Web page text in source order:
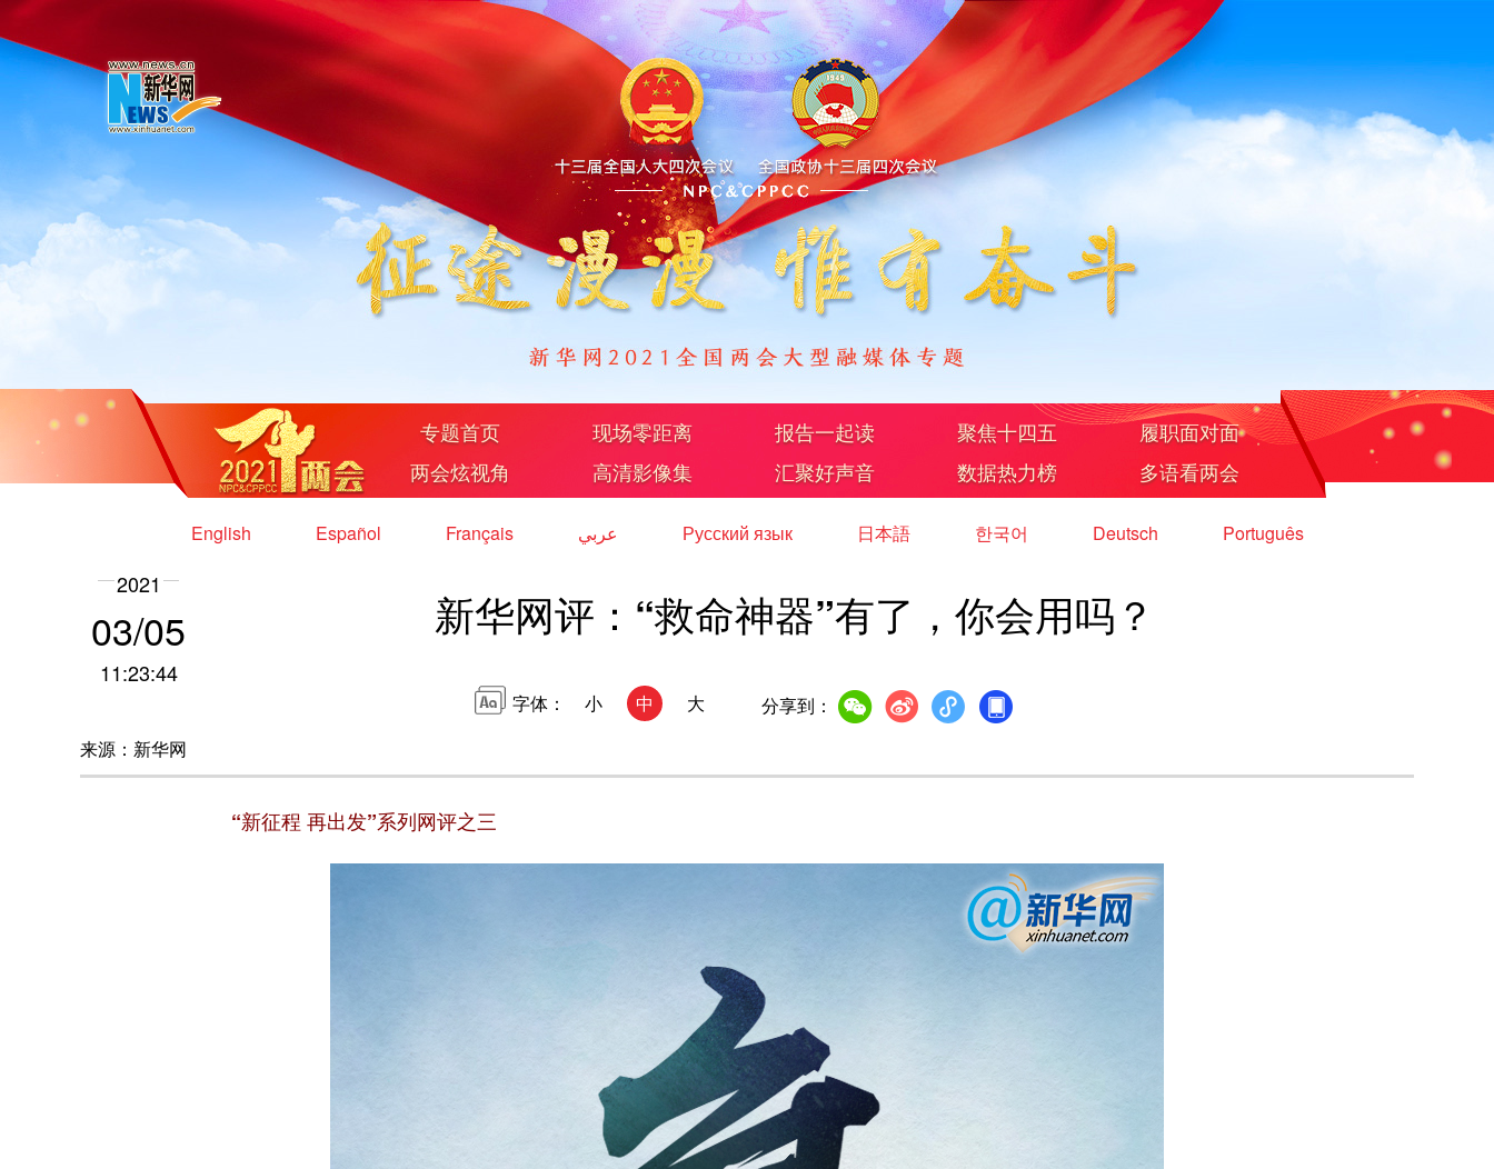
专题首页 现场零距离 报告一起读 聚焦十四五
履职面对面
两会炫视角
高清影像集 汇聚好声音 数据热力榜 多语看两会
English Español Français Русский язык 日本語 한국어 Deutsch Português
2021
03/05
11:23:44
来源：新华网
新华网评：“救命神器”有了，你会用吗？
字体： 小 中 大 分享到：
“新征程 再出发”系列网评之三